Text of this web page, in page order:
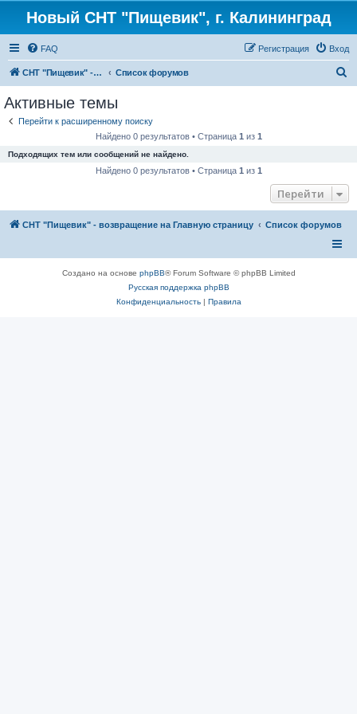
Новый СНТ "Пищевик", г. Калининград
FAQ Вход
Регистрация
СНТ "Пищевик" - возвращение на Главную страницу Список форумов
Активные темы
Перейти к расширенному поиску
Найдено 0 результатов • Страница 1 из 1
Подходящих тем или сообщений не найдено.
Найдено 0 результатов • Страница 1 из 1
Перейти
СНТ "Пищевик" - возвращение на Главную страницу Список форумов
Создано на основе phpBB® Forum Software © phpBB Limited
Русская поддержка phpBB
Конфиденциальность| Правила